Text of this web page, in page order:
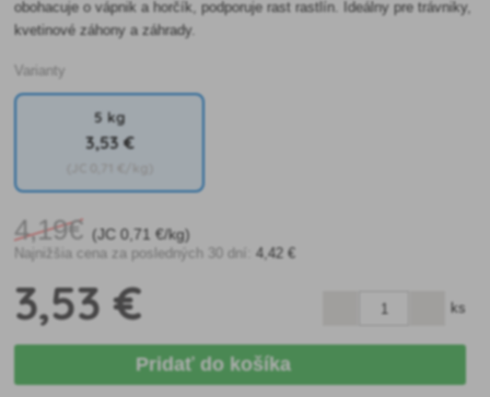
obohacuje o vápnik a horčík, podporuje rast rastlín. Ideálny pre trávniky,
kvetinové záhony a záhrady.
Varianty
5 kg
3,53 €
,71 €/kg)
4,19€ (JC0,71 €/kg)
Najnižšia cena za posledných 30 dní:
4,42 €
3,53 € ks
Pridať do košíka